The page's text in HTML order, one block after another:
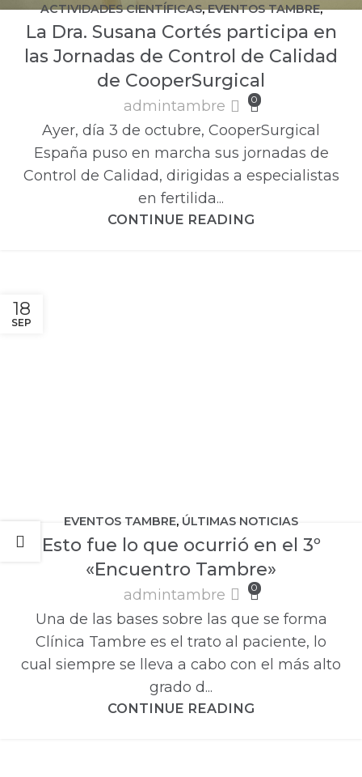
ACTIVIDADES CIENTÍFICAS,EVENTOS TAMBRE,
ÚLTIMAS NOTICIAS
La Dra. Susana Cortés participa en
las Jornadas de Control de Calidad
de CooperSurgical
admintambre 0
Ayer, día 3 de octubre, CooperSurgical
España puso en marcha sus jornadas de
Control de Calidad, dirigidas a especialistas
en fertilida...
CONTINUE READING
18
SEP
EVENTOS TAMBRE, ÚLTIMAS NOTICIAS
Esto fue lo que ocurrió en el 3º
«Encuentro Tambre»
admintambre 0
Una de las bases sobre las que se forma
Clínica Tambre es el trato al paciente, lo
cual siempre se lleva a cabo con el más alto
grado d...
CONTINUE READING